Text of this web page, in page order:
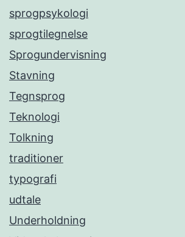
sprogpsykologi
sprogtilegnelse
Sprogundervisning
Stavning
Tegnsprog
Teknologi
Tolkning
traditioner
typografi
udtale
Underholdning